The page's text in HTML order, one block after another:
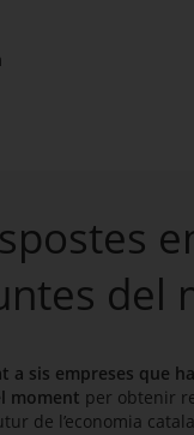
del
a sis empreses que
moment per obtenir
de l’economia